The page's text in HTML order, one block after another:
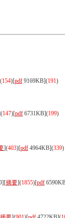
154)[pdf 9169KB](191)
147)[pdf 6731KB](199)
](403)[pdf 4964KB](339)
摘要](1855)[pdf